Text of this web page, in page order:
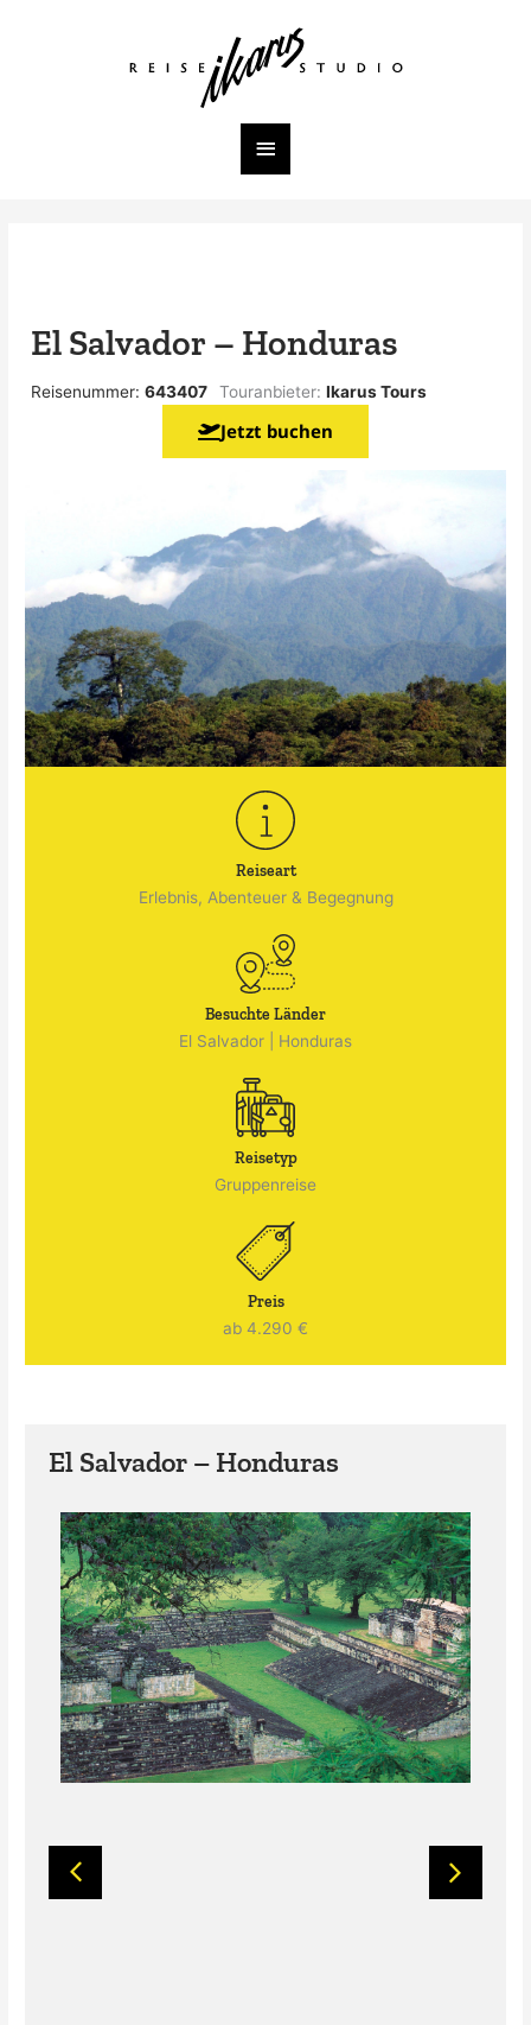
Hauptmenü
El Salvador – Honduras
Reisenummer:643407 Touranbieter:Ikarus Tours
Jetzt buchen
Reiseart
Erlebnis, Abenteuer & Begegnung
Besuchte Länder
El Salvador Honduras
Reisetyp
Gruppenreise
Preis
ab 4.290 €
El Salvador – Honduras